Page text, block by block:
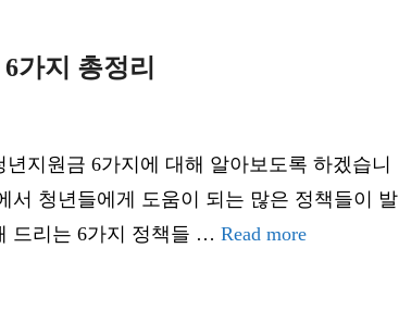
가지 총정리
지원금 6가지에 대해 알아보도록 하겠습니
서 청년들에게 도움이 되는 많은 정책들이 발
드리는 6가지 정책들 … Read more